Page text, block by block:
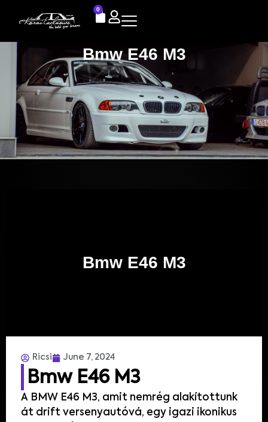
0
Bmw E46 M3
Bmw E46 M3
Ricsi June 7, 2024
Bmw E46 M3
A BMW E46 M3, amit nemrég alakítottunk
át drift versenyautóvá, egy igazi ikonikus